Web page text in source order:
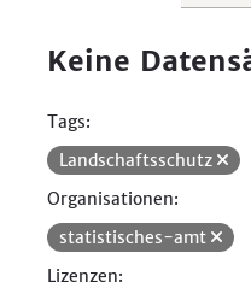
Keine
Tags:
Landschaftsschutz
Organisationen:
statistisches-amt
Lizenzen: